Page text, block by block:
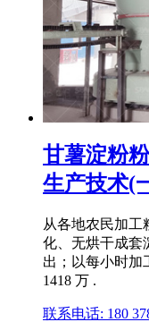
甘薯淀粉
生产技术(
从各地农民加工
化、无烘干成套
出；以每小时加
1418 万 .
联系电话: 180